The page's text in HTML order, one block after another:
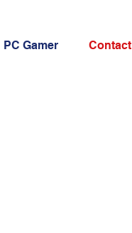
PC Gamer Contact